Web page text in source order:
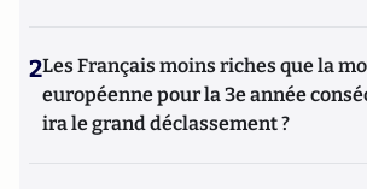
2Les Français moins riches que la
européenne pour la 3e année
ira le grand déclassement ?